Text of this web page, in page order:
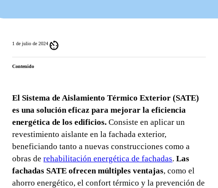
1 de julio de 2024 av_timer
Contenido
El Sistema de Aislamiento Térmico Exterior (SATE)
es una solución eficaz para mejorar la eficiencia
energética de los edificios. Consiste en aplicar un
revestimiento aislante en la fachada exterior,
beneficiando tanto a nuevas construcciones como a
obras derehabilitación energética de fachadas.Las
fachadas SATE ofrecen múltiples ventajas, como el
ahorro energético, el confort térmico y la prevención de